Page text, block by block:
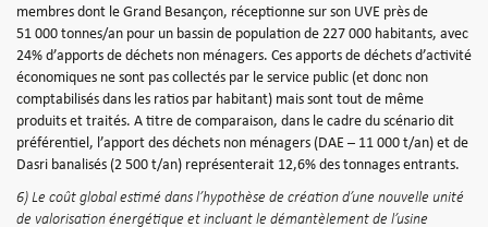
membres dont le Grand Besançon, réceptionne sur son UVE près de
51 000 tonnes/an pour un bassin de population de 227 000 habitants, avec
24% d’apports de déchets non ménagers. Ces apports de déchets d’activité
économiques ne sont pas collectés par le service public (et donc non
comptabilisés dans les ratios par habitant) mais sont tout de même
produits et traités. A titre de comparaison, dans le cadre du scénario dit
préférentiel, l’apport des déchets non ménagers (DAE – 11 000 t/an) et de
Dasri banalisés (2 500 t/an) représenterait 12,6% des tonnages entrants.
6) Le coût global estimé dans l’hypothèse de création d’une nouvelle unité
de valorisation énergétique et incluant le démantèlement de l’usine